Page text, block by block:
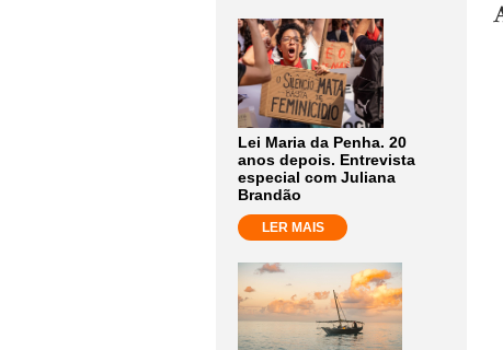
Lei Maria da Penha. 20
anos depois. Entrevista
especial com Juliana
Brandão
LER MAIS